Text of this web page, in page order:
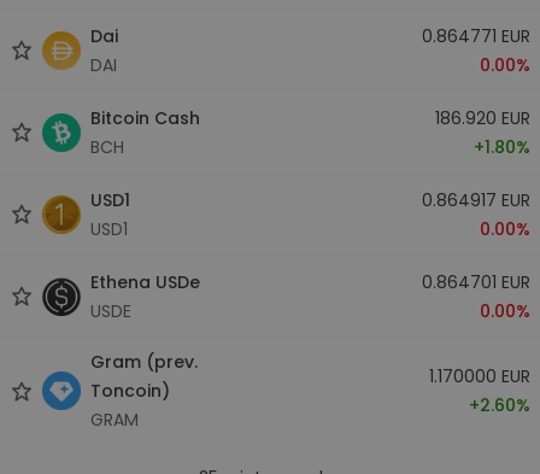
Dai
DAI
0.864771 EUR
0.00%
Bitcoin Cash
BCH
186.920 EUR
+1.80%
USD1
USD1
0.864917 EUR
0.00%
Ethena USDe
USDE
0.864701 EUR
0.00%
Gram (prev.
Toncoin)
GRAM
1.170000 EUR
+2.60%